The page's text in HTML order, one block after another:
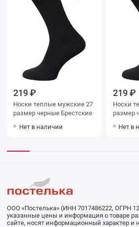
219 ₽
Носки теплые мужские 27
размер черные Брестские
Нет в наличии
219 ₽
Носки
Нет в
ООО «Постелька» (ИНН 7017486222, ОГРН
указанные цены и информация о товаре
сайте, носят информационный характер и